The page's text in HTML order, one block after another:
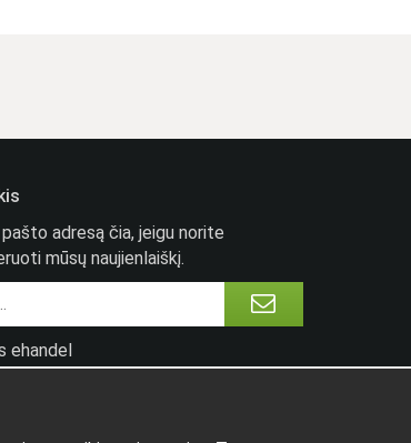
adresą čia, jeigu norite
mūsų naujienlaiškį.
ehandel